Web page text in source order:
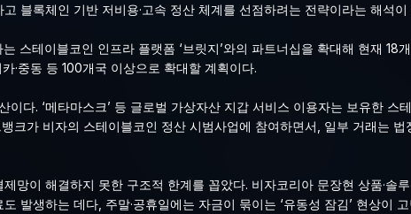
블록체인 기반 저비용·고속 정산 체계를 선점하려는 전략이라는 해석이
스테이블코인 인프라 플랫폼 ‘브릿지’와의 파트너십을 확대해 현재 18
·중동 등 100개국 이상으로 확대할 계획이다.
다. ‘메타마스크’ 등 글로벌 가상자산 지갑 서비스 이용자는 보유한 스
크가 비자의 스테이블코인 정산 시범사업에 참여하면서, 일부 거래는
망이 해결하지 못한 구조적 한계를 꼽았다. 비자코리아 문장현 상품·솔
발생하는 데다, 주말·공휴일에는 자금이 묶이는 ‘유동성 잠김’ 현상이